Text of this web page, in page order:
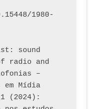
1980-
sound
radio and
–
em Mídia
(2024):